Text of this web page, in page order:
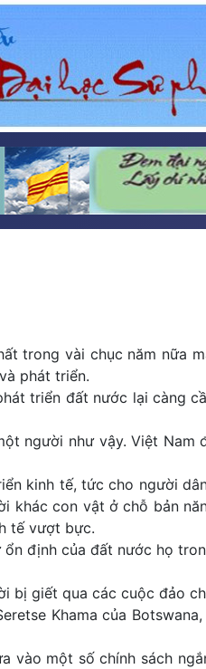
trong vài chục năm nữa
phát triển.
triển đất nước lại càng
người như vậy. Việt
kinh tế, tức cho người
khác con vật ở chỗ bản
tế vượt bực.
định của đất nước họ
giết qua các cuộc đảo
Khama của
một số chính sách